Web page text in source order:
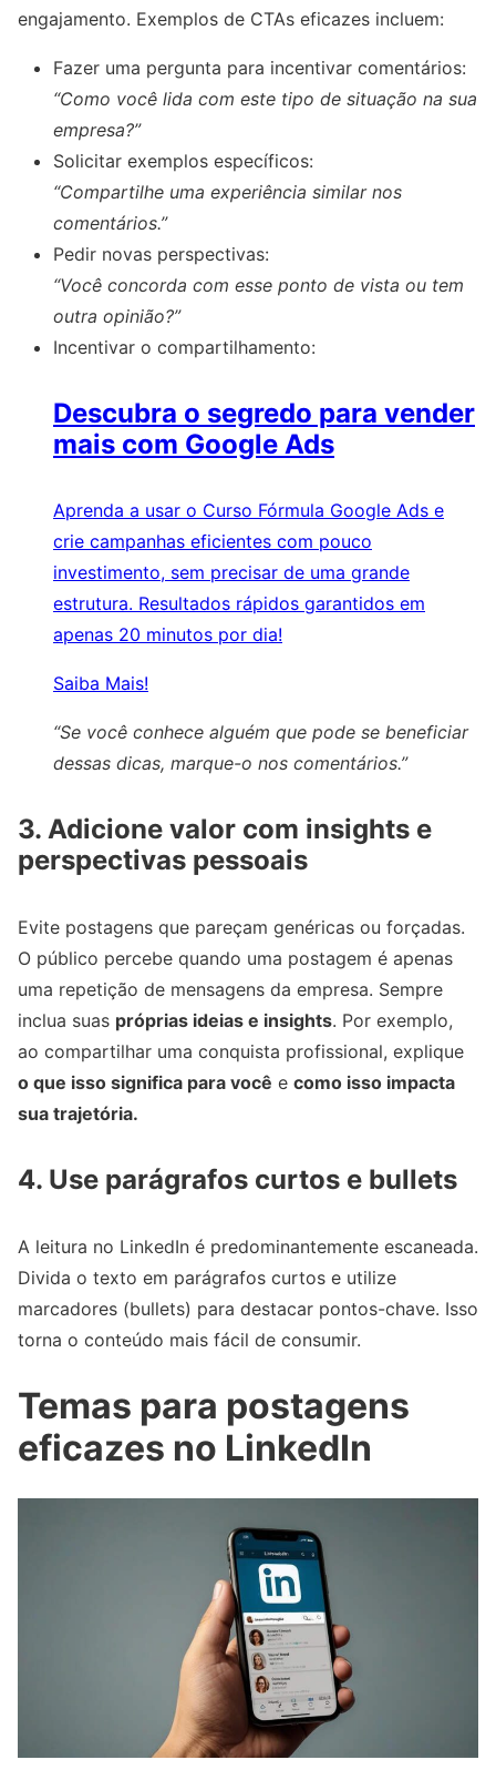
engajamento. Exemplos de CTAs eficazes incluem:
Fazer uma pergunta para incentivar comentários:
“Como você lida com este tipo de situação na sua
empresa?”
Solicitar exemplos específicos:
“Compartilhe uma experiência similar nos
comentários.”
Pedir novas perspectivas:
“Você concorda com esse ponto de vista ou tem
outra opinião?”
Incentivar o compartilhamento:
Descubra o segredo para vender
mais com Google Ads
Aprenda a usar o Curso Fórmula Google Ads e
crie campanhas eficientes com pouco
investimento, sem precisar de uma grande
estrutura. Resultados rápidos garantidos em
apenas 20 minutos por dia!
Saiba Mais!
“Se você conhece alguém que pode se beneficiar
dessas dicas, marque-o nos comentários.”
3. Adicione valor com insights e
perspectivas pessoais
Evite postagens que pareçam genéricas ou forçadas.
O público percebe quando uma postagem é apenas
uma repetição de mensagens da empresa. Sempre
inclua suas próprias ideias e insights. Por exemplo,
ao compartilhar uma conquista profissional, explique
o que isso significa para você e como isso impacta
sua trajetória.
4. Use parágrafos curtos e bullets
A leitura no LinkedIn é predominantemente escaneada.
Divida o texto em parágrafos curtos e utilize
marcadores (bullets) para destacar pontos-chave. Isso
torna o conteúdo mais fácil de consumir.
Temas para postagens
eficazes no LinkedIn